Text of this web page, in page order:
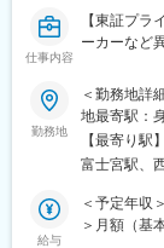
・衛生設備
・新規設備
び導入工事
整を行いま
■組織構成：
約30名の組
数名おりま
当者のポジ
仕事内容
【東証プラ
ーカーなど
上比率7割
■求人概要：
テルモでは
計、血圧計
る幅広い
当社の主力
勤務地
＜勤務地詳
地最寄駅：
範囲：会社
【最寄り駅】
富士宮駅、
給与
＜予定年収
＞月額（基